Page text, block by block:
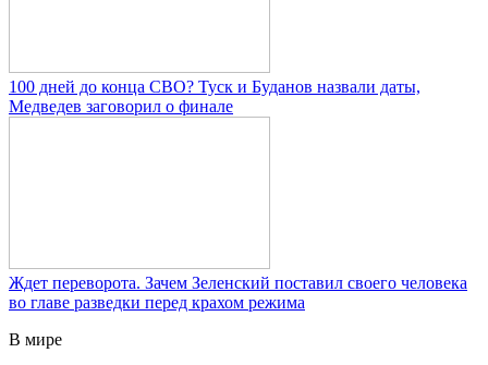
100 дней до конца СВО? Туск и Буданов назвали даты,
Медведев заговорил о финале
Ждет переворота. Зачем Зеленский поставил своего человека
во главе разведки перед крахом режима
В мире